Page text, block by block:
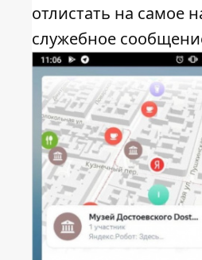
отлистать на самое
служебное